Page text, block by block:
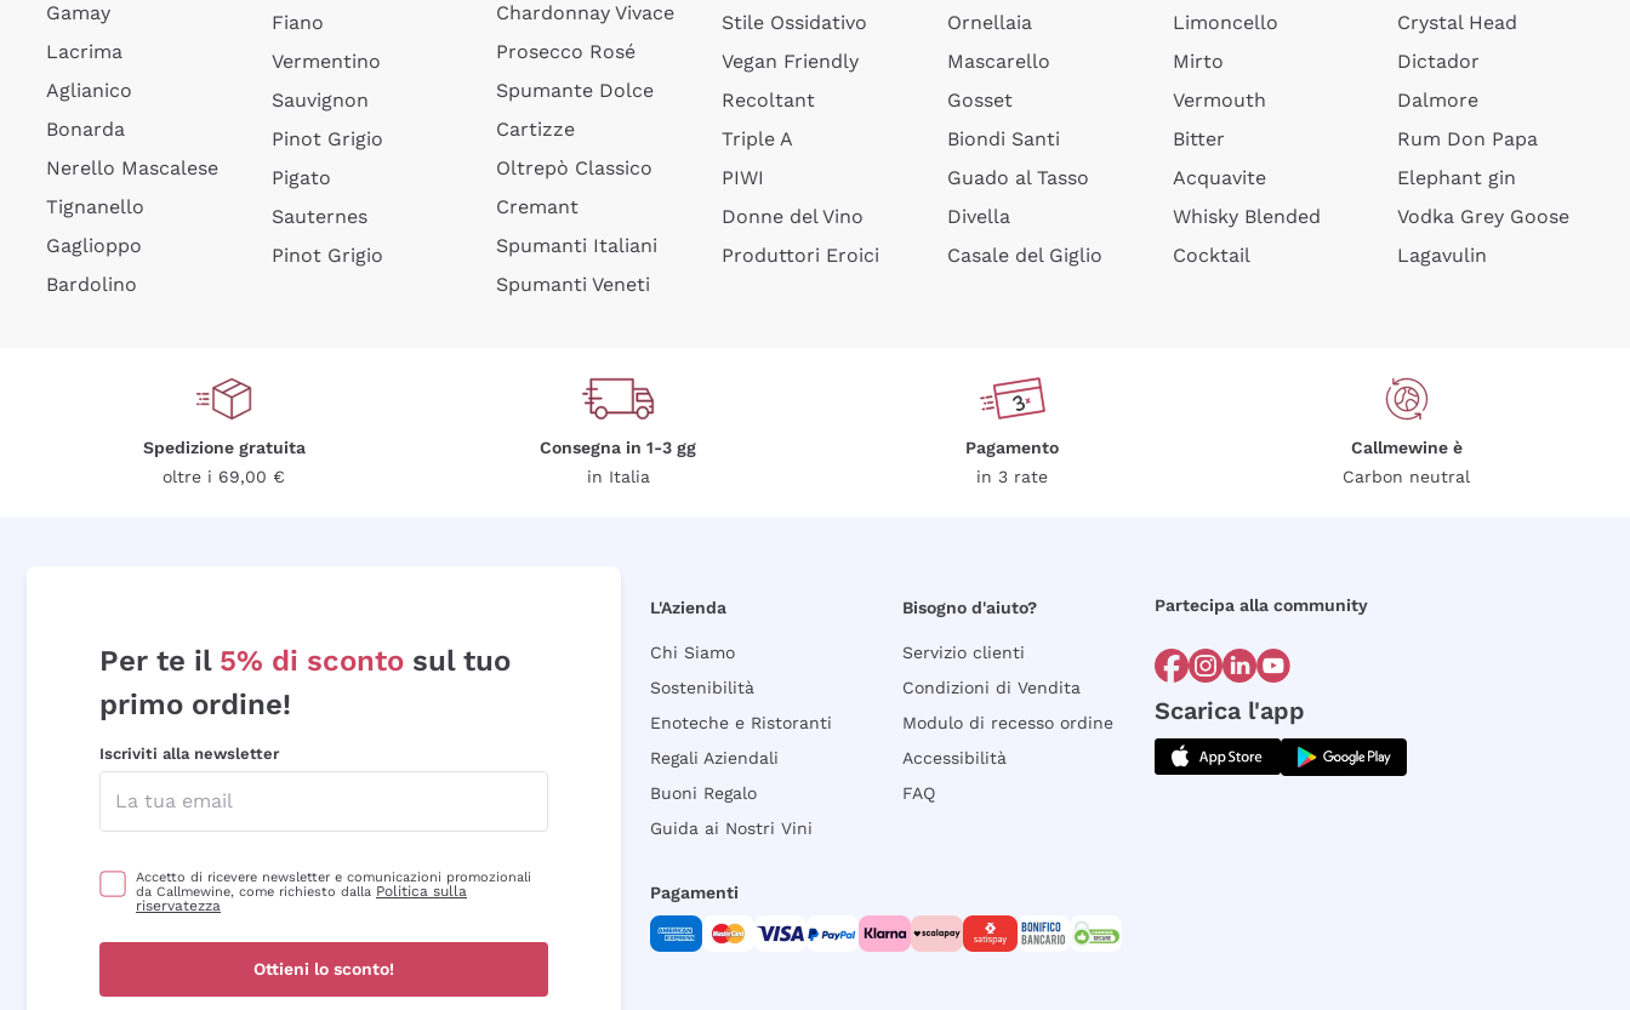
Gamay
Lacrima
Aglianico
Bonarda
Nerello Mascalese
Tignanello
Gaglioppo
Bardolino
Fiano
Vermentino
Sauvignon
Pinot Grigio
Pigato
Sauternes
Pinot Grigio
Chardonnay Vivace
Prosecco Rosé
Spumante Dolce
Cartizze
Oltrepò Classico
Cremant
Spumanti Italiani
Spumanti Veneti
Stile Ossidativo
Vegan Friendly
Recoltant
Triple A
PIWI
Donne del Vino
Produttori Eroici
Ornellaia
Mascarello
Gosset
Biondi Santi
Guado al Tasso
Divella
Casale del Giglio
Limoncello
Mirto
Vermouth
Bitter
Acquavite
Whisky Blended
Cocktail
Crystal Head
Dictador
Dalmore
Rum Don Papa
Elephant gin
Vodka Grey Goose
Lagavulin
Spedizione gratuita
oltre i 69,00 €
Consegna in 1-3 gg
in Italia
Pagamento
in 3 rate
Callmewine è
Carbon neutral
Per te il 5% di sconto sul tuo
primo ordine!
Iscriviti alla newsletter
Accetto di ricevere newsletter e comunicazioni promozionali
da Callmewine, come richiesto dalla Politica sulla
riservatezza
Ottieni lo sconto!
L'Azienda
Chi Siamo
Sostenibilità
Enoteche e Ristoranti
Regali Aziendali
Buoni Regalo
Guida ai Nostri Vini
Bisogno d'aiuto?
Servizio clienti
Condizioni di Vendita
Modulo di recesso ordine
Accessibilità
FAQ
Partecipa alla community
Scarica l'app
Pagamenti